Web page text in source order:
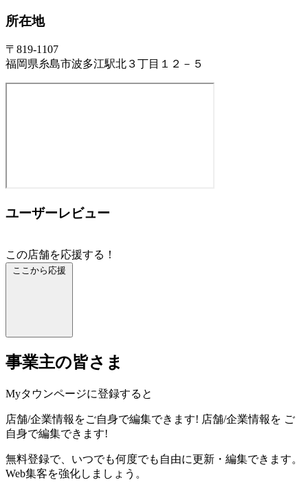
所在地
〒819-1107
福岡県糸島市波多江駅北３丁目１２－５
ユーザーレビュー
この店舗を応援する！
ここから応援
事業主の皆さま
Myタウンページに登録すると
店舗/企業情報をご自身で編集できます! 店舗/企業情報を ご
自身で編集できます!
無料登録で、いつでも何度でも自由に更新・編集できます。
Web集客を強化しましょう。